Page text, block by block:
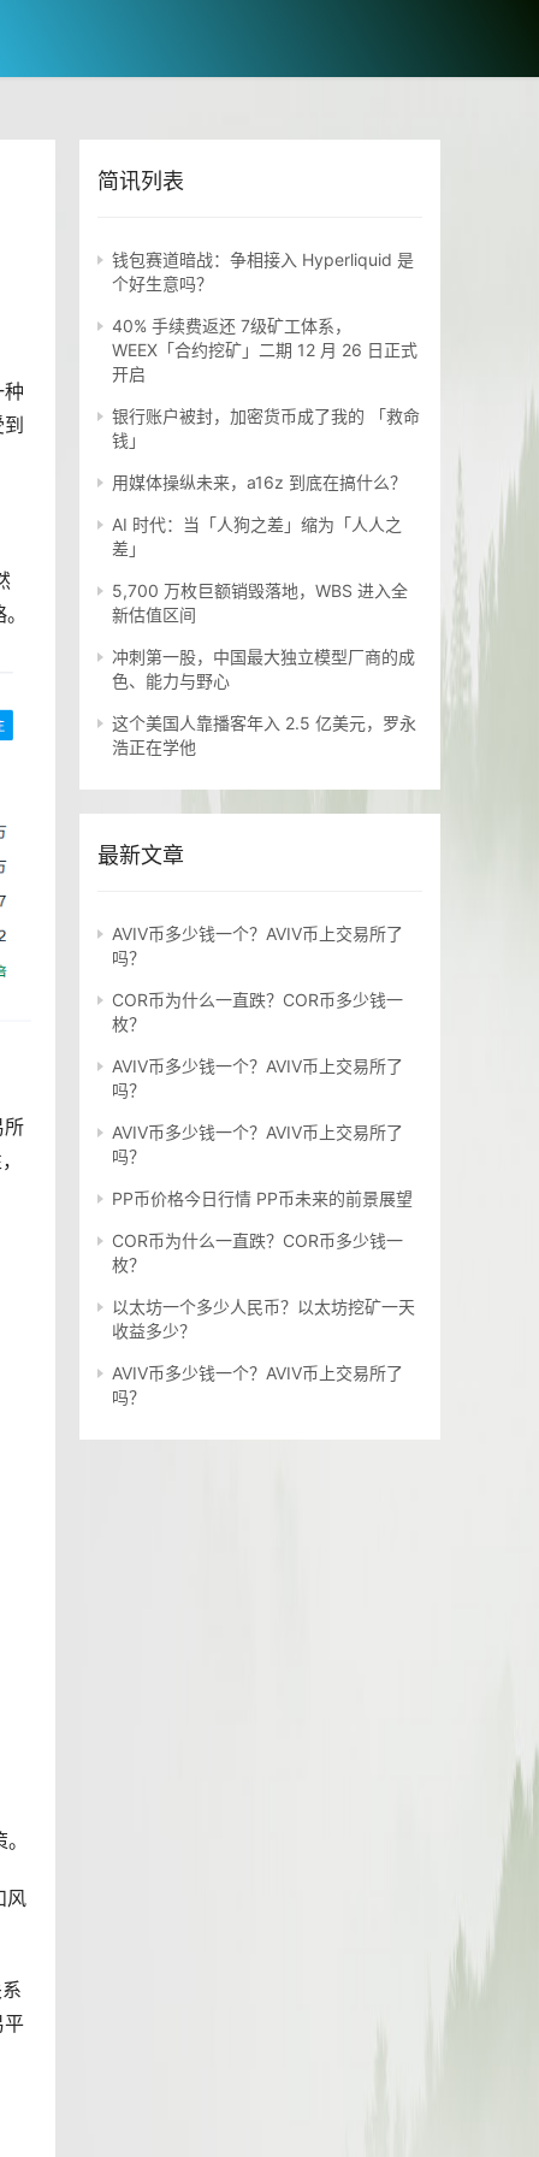
所
风
平
简讯列表
钱包赛道暗战：争相接入 Hyperliquid 是
个好生意吗？
40% 手续费返还 7级矿工体系，
WEEX「合约挖矿」二期 12 月 26 日正式
开启
银行账户被封，加密货币成了我的 「救命
钱」
用媒体操纵未来，a16z 到底在搞什么？
AI 时代：当「人狗之差」缩为「人人之
差」
5,700 万枚巨额销毁落地，WBS 进入全
新估值区间
冲刺第一股，中国最大独立模型厂商的成
色、能力与野心
这个美国人靠播客年入 2.5 亿美元，罗永
浩正在学他
最新文章
AVIV币多少钱一个？AVIV币上交易所了
吗？
COR币为什么一直跌？COR币多少钱一
枚？
AVIV币多少钱一个？AVIV币上交易所了
吗？
AVIV币多少钱一个？AVIV币上交易所了
吗？
PP币价格今日行情 PP币未来的前景展望
COR币为什么一直跌？COR币多少钱一
枚？
以太坊一个多少人民币？以太坊挖矿一天
收益多少？
AVIV币多少钱一个？AVIV币上交易所了
吗？